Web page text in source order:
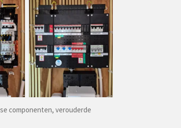
componenten, verouderde